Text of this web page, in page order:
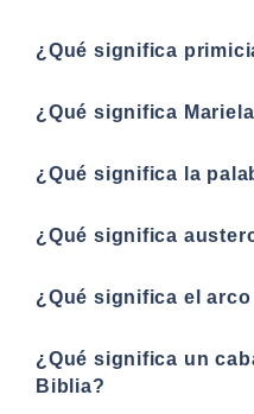
¿Qué significa
¿Qué significa
¿Qué significa la
¿Qué significa
¿Qué significa el
¿Qué significa un
Biblia?